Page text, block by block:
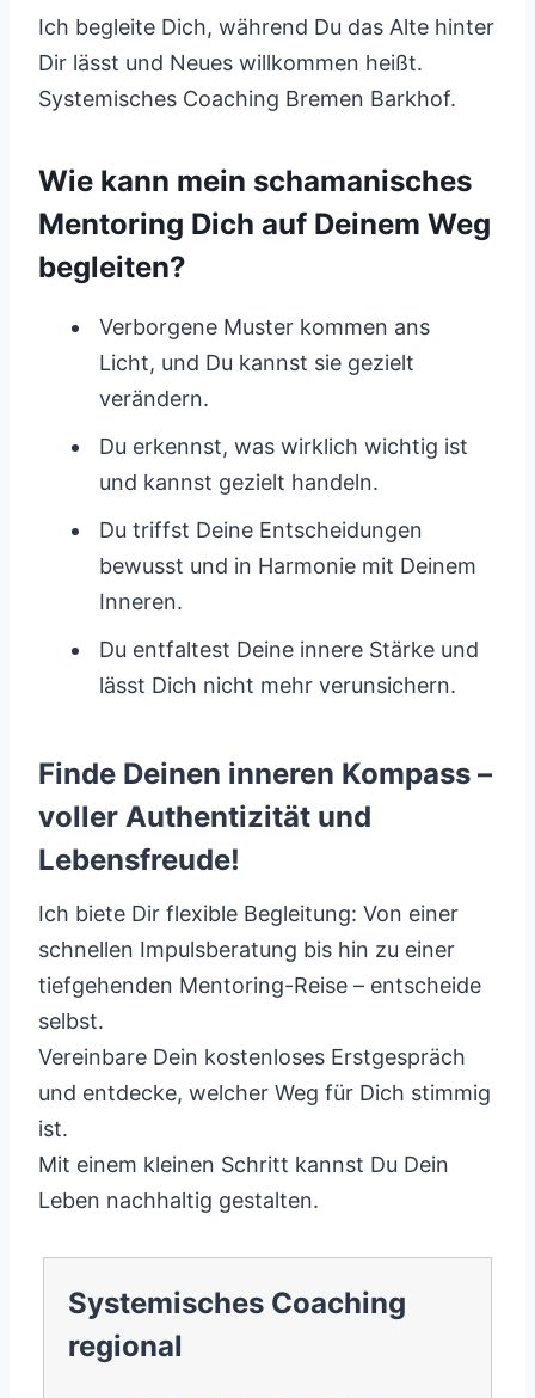
Ich begleite Dich, während Du das Alte hinter
Dir lässt und Neues willkommen heißt.
Systemisches Coaching Bremen Barkhof.
Wie kann mein schamanisches
Mentoring Dich auf Deinem Weg
begleiten?
Verborgene Muster kommen ans
Licht, und Du kannst sie gezielt
verändern.
Du erkennst, was wirklich wichtig ist
und kannst gezielt handeln.
Du triffst Deine Entscheidungen
bewusst und in Harmonie mit Deinem
Inneren.
Du entfaltest Deine innere Stärke und
lässt Dich nicht mehr verunsichern.
Finde Deinen inneren Kompass –
voller Authentizität und
Lebensfreude!
Ich biete Dir flexible Begleitung: Von einer
schnellen Impulsberatung bis hin zu einer
tiefgehenden Mentoring-Reise – entscheide
selbst.
Vereinbare Dein kostenloses Erstgespräch
und entdecke, welcher Weg für Dich stimmig
ist.
Mit einem kleinen Schritt kannst Du Dein
Leben nachhaltig gestalten.
Systemisches Coaching
regional